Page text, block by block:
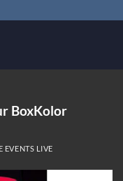
BoxKolor
EVENTS LIVE